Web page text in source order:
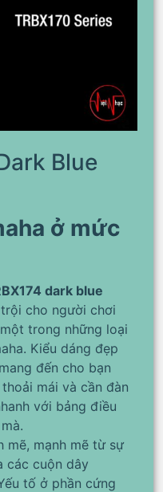
Blue
ở mức
dark blue
cho người chơi
trong những loại
Kiểu dáng đẹp
đến cho bạn
mái và cần đàn
với bảng điều
mẽ, mạnh mẽ từ sự
các cuộn dây
tố ở phần cứng